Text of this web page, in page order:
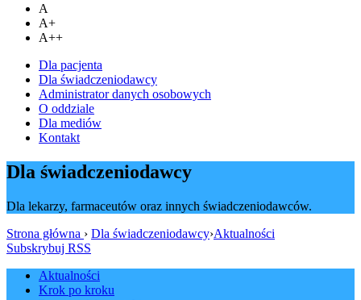
A
A+
A++
Dla pacjenta
Dla świadczeniodawcy
Administrator danych osobowych
O oddziale
Dla mediów
Kontakt
Dla świadczeniodawcy
Dla lekarzy, farmaceutów oraz innych świadczeniodawców.
Strona główna › Dla świadczeniodawcy›Aktualności
Subskrybuj RSS
Aktualności
Krok po kroku